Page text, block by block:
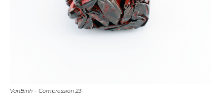
VanBinh – Compression 23